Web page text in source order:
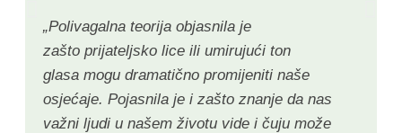
„Polivagalna teorija objasnila je
zašto prijateljsko lice ili umirujući ton
glasa mogu dramatično promijeniti naše
osjećaje. Pojasnila je i zašto znanje da nas
važni ljudi u našem životu vide i čuju može